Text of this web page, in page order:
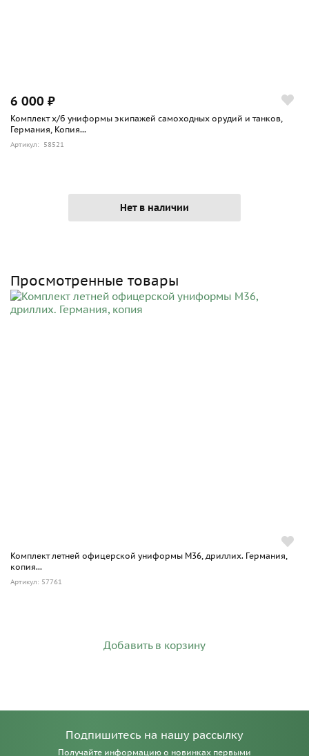
6 000 ₽
Комплект х/б униформы экипажей самоходных орудий и танков,
Германия, Копия...
Артикул: 58521
Нет в наличии
Просмотренные товары
Комплект летней офицерской униформы М36, дриллих. Германия,
копия...
Артикул: 57761
Добавить в корзину
Подпишитесь на нашу рассылку
Получайте информацию о новинках первыми